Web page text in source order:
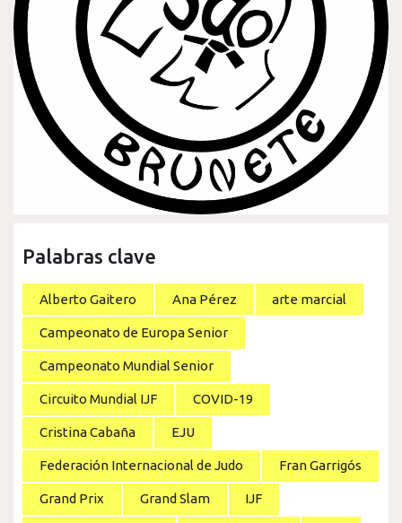
Palabras clave
Alberto Gaitero Ana Pérez arte marcial
Campeonato de Europa Senior
Campeonato Mundial Senior
Circuito Mundial IJF COVID-19
Cristina Cabaña EJU
Federación Internacional de Judo Fran Garrigós
Grand Prix Grand Slam IJF